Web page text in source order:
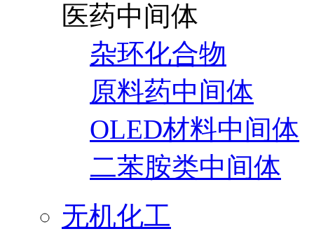
医药中间体
杂环化合物
原料药中间体
OLED材料中间体
二苯胺类中间体
无机化工